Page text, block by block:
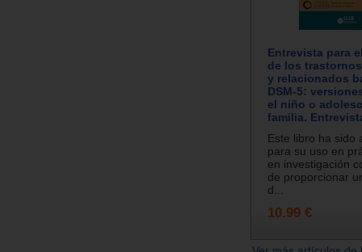
Entrevista para
de los
y relacionados
DSM-5:
el niño o
familia.
Este libro ha sido
para su uso en
en investigación
de proporcionar
d...
10.99 €